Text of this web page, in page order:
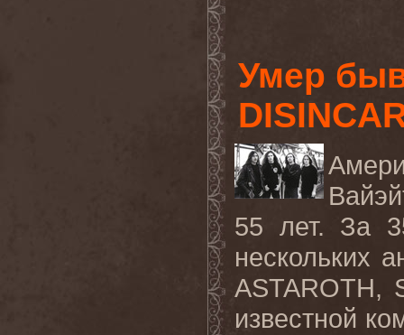
Умер
55 лет. За
нескольких
ASTAROTH,
известной